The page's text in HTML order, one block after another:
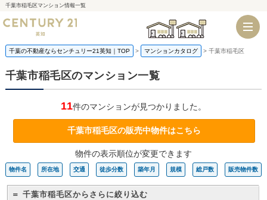
千葉市稲毛区マンション情報一覧
千葉店 船橋店
千葉の不動産ならセンチュリー21英知｜TOP マンションカタログ 千葉市稲毛区
千葉市稲毛区のマンション一覧
11件のマンションが見つかりました。
千葉市稲毛区の販売中物件はこちら
物件の表示順位が変更できます
物件名 所在地 交通 徒歩分数 築年月 規模 総戸数 販売物件数
＝ 千葉市稲毛区からさらに絞り込む